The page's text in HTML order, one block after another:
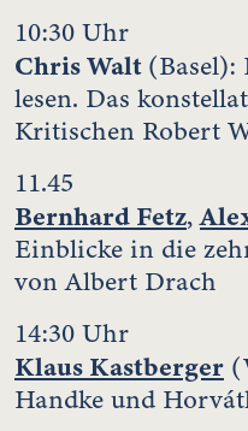
10:30 Uhr
Chris Walt (Basel):
lesen. Das
Kritischen Robert
11.45
Bernhard Fetz,
Einblicke in die
von Albert Drach
14:30 Uhr
Klaus Kastberger
Handke und